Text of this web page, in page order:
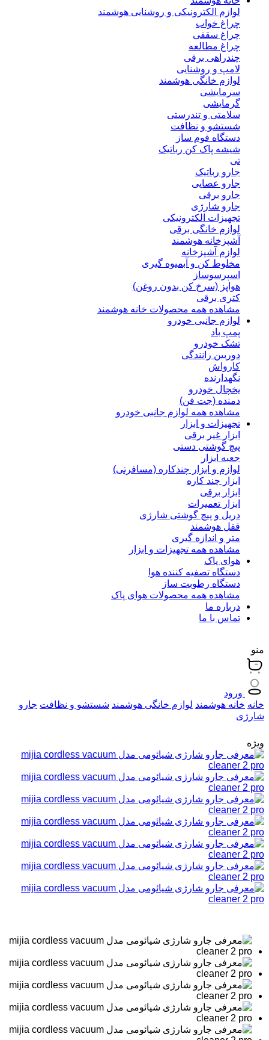
لوازم الکترونیکی و روشنایی هوشمند
چراغ خواب
چراغ سقفی
چراغ مطالعه
چندراهی برقی
لامپ و روشنایی
لوازم خانگی هوشمند
سرمایشی
گرمایشی
سلامتی و تندرستی
شستشو و نظافت
دستگاه فوم ساز
شیشه پاک کن رباتیک
تی
جارو رباتیک
جارو عصایی
جارو برقی
جارو شارژی
تجهیزات الکترونیکی
لوازم خانگی برقی
آشپزخانه هوشمند
لوازم آشپزخانه
مخلوط کن و آبمیوه گیری
اسپرسوساز
هواپز (سرخ کن بدون روغن)
کتری برقی
مشاهده همه محصولات خانه هوشمند
لوازم جانبی خودرو
پمپ باد
تشک خودرو
دوربین رانندگی
کارواش
نگهدارنده
یخچال خودرو
دمنده (جت فن)
مشاهده همه لوازم جانبی خودرو
تجهیزات و ابزار
ابزار غیر برقی
پیچ گوشتی دستی
جعبه ابزار
لوازم و ابزار چندکاره (مسافرتی)
ابزار چند کاره
ابزار برقی
ابزار تعمیرات
دریل و پیچ گوشتی شارژی
قفل هوشمند
متر و اندازه گیری
مشاهده همه تجهیزات و ابزار
هوای پاک
دستگاه تصفیه کننده هوا
دستگاه رطوبت ساز
مشاهده همه محصولات هوای پاک
درباره ما
تماس با ما
منو
ورود
خانه خانه هوشمند لوازم خانگی هوشمند شستشو و نظافت جارو
شارژی
ویژه